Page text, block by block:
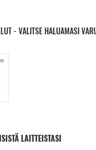
- VALITSE HALUAMASI
LAITTEISTASI